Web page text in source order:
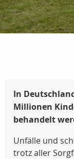
In
Millionen
behandelt
Unfälle und
trotz aller